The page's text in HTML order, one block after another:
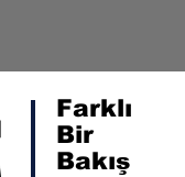
Farklı
Bir
Bakış